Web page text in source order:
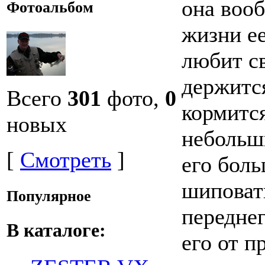
Фотоальбом
Всего 301 фото, 0
новых
[ Смотреть ]
Популярное
В каталоге:
она
жизни
любит
его
его от